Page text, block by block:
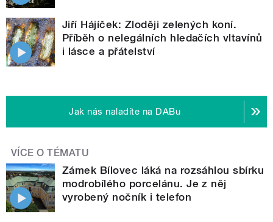
Jiří Hájíček: Zloději zelených koní.
Příběh o nelegálních hledačích vltavínů
i lásce a přátelství
Jak nás naladíte na DABu
VÍCE O TÉMATU
Zámek Bílovec láká na rozsáhlou sbírku
modrobílého porcelánu. Je z něj
vyrobený nočník i telefon